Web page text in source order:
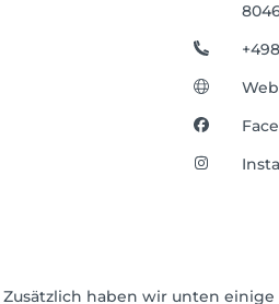
Zusätzlich haben wir unten